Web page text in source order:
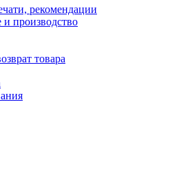
рекомендации
производство
товара